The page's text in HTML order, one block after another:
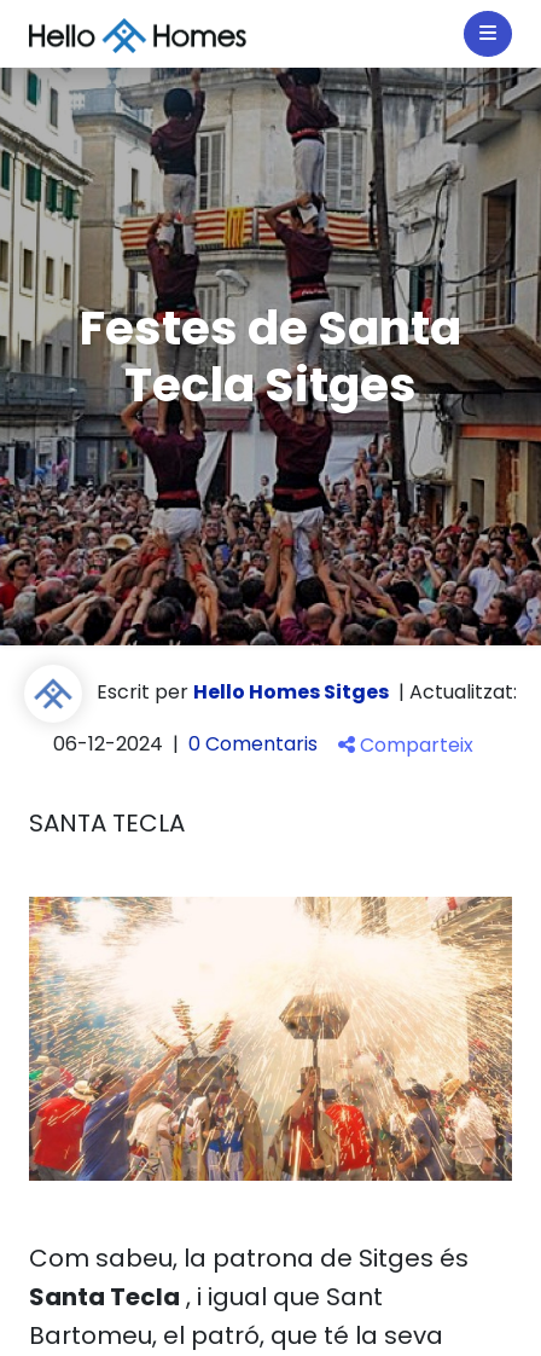
Festes de Santa
Tecla Sitges
Escrit per Hello Homes Sitges | Actualitzat:
06-12-2024 | 0 Comentaris Comparteix
SANTA TECLA
Com sabeu, la patrona de Sitges és
Santa Tecla , i igual que Sant
Bartomeu, el patró, que té la seva